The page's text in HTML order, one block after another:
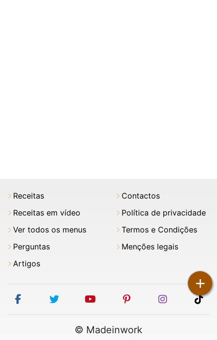
+
Receitas
Receitas em vídeo
Ver todos os menus
Perguntas
Artigos
Contactos
Política de privacidade
Termos e Condições
Menções legais
facebooktwitter youtubepinterestinstagram
© Madeinwork